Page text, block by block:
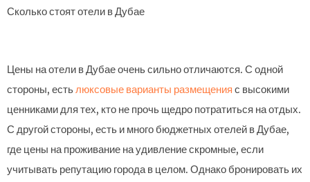
Сколько стоят отели в Дубае
Цены на отели в Дубае очень сильно отличаются. С одной
стороны, есть люксовые варианты размещения с высокими
ценниками для тех, кто не прочь щедро потратиться на отдых.
С другой стороны, есть и много бюджетных отелей в Дубае,
где цены на проживание на удивление скромные, если
учитывать репутацию города в целом. Однако бронировать их